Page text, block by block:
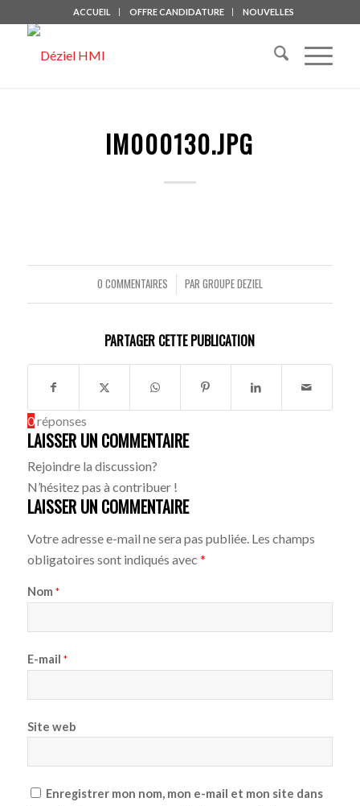
ACCUEIL OFFRE CANDIDATURE NOUVELLES
IM000130.JPG
0 COMMENTAIRES
/ PAR GROUPE DEZIEL
PARTAGER CETTE PUBLICATION
0réponses
LAISSER UN COMMENTAIRE
Rejoindre la discussion?
N’hésitez pas à contribuer !
LAISSER UN COMMENTAIRE
Votre adresse e-mail ne sera pas publiée. Les champs
obligatoires sont indiqués avec *
Nom *
E-mail *
Site web
Enregistrer mon nom, mon e-mail et mon site dans